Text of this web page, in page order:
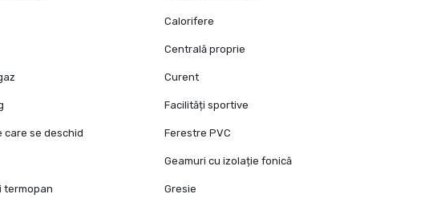
Calorifere
Centrală proprie
Curent
Facilități sportive
care se deschid Ferestre PVC
Geamuri cu izolație fonică
termopan Gresie